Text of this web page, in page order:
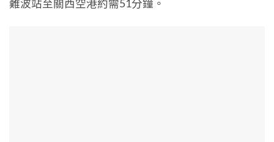
難波站至關西空港約需51分鐘。